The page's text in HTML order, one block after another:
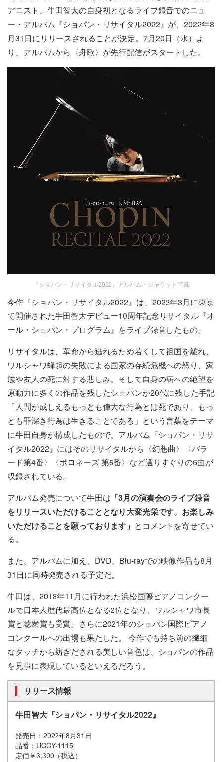
アニスト、牛田智大の自身初となるライブ録音でのニュ
ー・アルバム『ショパン・リサイタル2022』が、2022年8
月31日にリリースされることが決定。7月20日（水）よ
り、アルバムから〈舟歌〉が先行配信がスタートした。
『ショパン・リサイタル2022』アルバム・ジャケット写真
今作『ショパン・リサイタル2022』は、2022年3月に東京
で開催された牛田智大デビュー10周年記念リサイタル『オ
ール・ショパン・プログラム』をライブ録音したもの。
リサイタルは、革命から逃れるため若くして祖国を離れ、
ワルシャワ蜂起の失敗による国家の存続危機への怒り、家
族や友人の死に対する悲しみ、そして自身の病への絶望を
原動力に多くの作品を残したショパンが20代に残した手記
「人間が成しえるもっとも偉大な行為とは死であり、もっ
とも罪深き行為は生きることである」という言葉をテーマ
に牛田自身が構成したもので、アルバム『ショパン・リサ
イタル2022』にはそのリサイタルから〈幻想曲〉〈バラ
ード第4番〉〈ポロネーズ 第6番〉など選りすぐりの6曲が
収録されている。
アルバム発売について牛田は 「3月の演奏会のライブ録音
をリリースいただけることとなり大変光栄です。お楽しみ
いただけることを願っております」 とコメントを寄せてい
る。
また、アルバムに加え、DVD、Blu-rayでの映像作品も8月
31日に同時発売される予定だ。
牛田は、2018年11月に行われた浜松国際ピアノコンクー
ルで日本人歴代最高位となる2位となり、ワルシャワ市長
賞と聴衆賞も受賞。さらに2021年のショパン国際ピアノ
コンクールへの出場も果たした。 今作でも持ち前の繊細
なタッチから紡ぎだされる美しい音色は、ショパンの作品
を見事に表現しているといえるだろう。
リリース情報
牛田智大『ショパン・リサイタル2022』
発売日：2022年8月31日
品番：UCCY-1115
定価￥3,300（税込）